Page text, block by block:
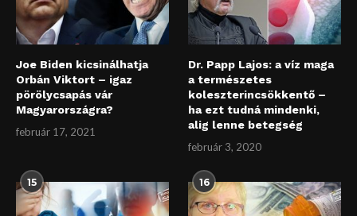
Joe Biden kicsinálhatja
Orbán Viktort – igaz
pörölycsapás vár
Magyarországra?
február 17, 2021
Dr. Papp Lajos: a víz maga
a természetes
koleszterincsökkentő –
ha ezt tudná mindenki,
alig lenne betegség
február 3, 2020
15 16